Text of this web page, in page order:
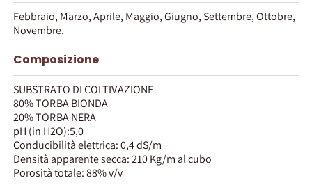
Febbraio, Marzo, Aprile, Maggio, Giugno, Settembre, Ottobre,
Novembre.
Composizione
SUBSTRATO DI COLTIVAZIONE
80% TORBA BIONDA
20% TORBA NERA
pH (in H2O):5,0
Conducibilità elettrica: 0,4 dS/m
Densità apparente secca: 210 Kg/m al cubo
Porosità totale: 88% v/v